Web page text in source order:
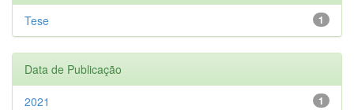
1
Tese
Data de Publicação
1
2021